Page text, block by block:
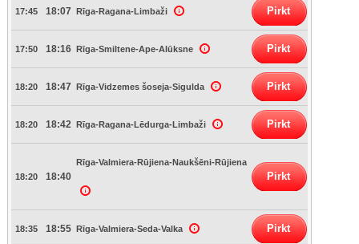
17:45 18:07 Rīga-Ragana-Limbaži Pirkt
17:50 18:16 Rīga-Smiltene-Ape-Alūksne Pirkt
18:20 18:47 Rīga-Vidzemes šoseja-Sigulda Pirkt
18:20 18:42 Rīga-Ragana-Lēdurga-Limbaži Pirkt
18:20 18:40
Rīga-Valmiera-Rūjiena-Naukšēni-Rūjiena
Pirkt
18:35 18:55 Rīga-Valmiera-Seda-Valka Pirkt